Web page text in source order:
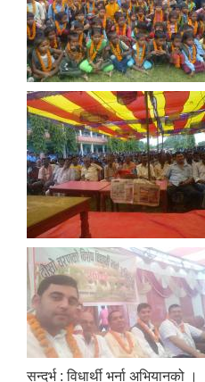
सन्दर्भ : विधार्थी भर्ना अभियानको ।